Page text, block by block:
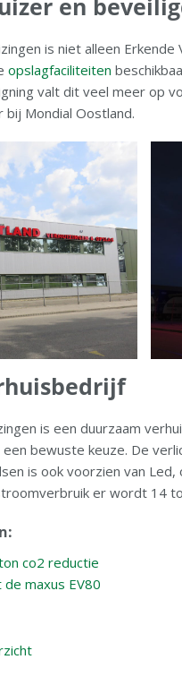
en
is niet alleen
opslagfaciliteiten
valt dit veel meer op
Mondial Oostland.
is een duurzaam
bewuste keuze. De
is ook voorzien van
er wordt 14
co2 reductie
maxus EV80